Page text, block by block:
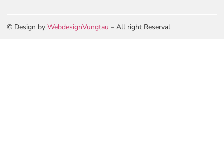
© Design by WebdesignVungtau – All right Reserval